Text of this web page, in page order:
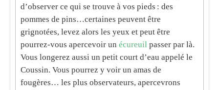
d’observer ce qui se trouve à vos pieds : des
pommes de pins…certaines peuvent être
grignotées, levez alors les yeux et peut être
pourrez-vous apercevoir un écureuil passer par là.
Vous longerez aussi un petit court d’eau appelé le
Coussin. Vous pourrez y voir un amas de
fougères… les plus observateurs, apercevrons